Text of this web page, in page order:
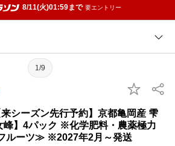
8/11(火)01:59まで 要エントリー
1/9
来シーズン先行予約】京都亀岡産 雫
峰】4パック ※化学肥料・農薬極力
ルーツ≫ ※2027年2月～発送